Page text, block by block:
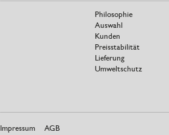
Philosophie
Auswahl
Kunden
Preisstabilität
Lieferung
Umweltschutz
Impressum AGB